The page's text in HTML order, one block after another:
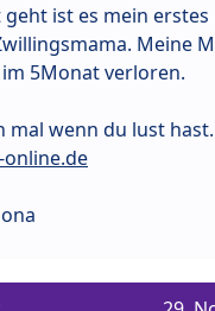
ist es mein erstes
Meine
5Monat verloren.
mal wenn du lust hast.
online.de